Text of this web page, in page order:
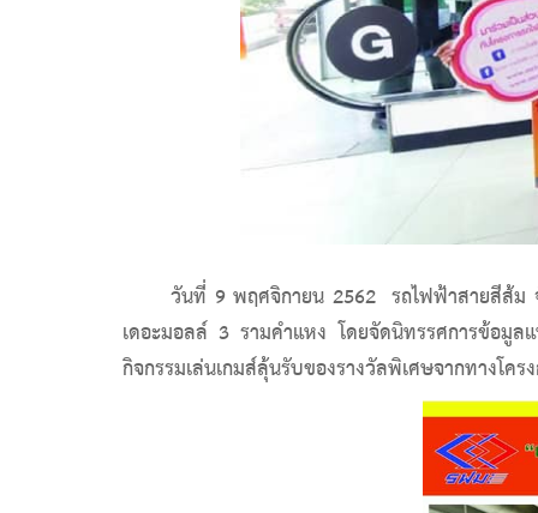
วันที่ 9 พฤศจิกายน 2562 รถไฟฟ้าสายสีส้ม
เดอะมอลล์ 3 รามคำแหง โดยจัดนิทรรศการข้อมูล
กิจกรรมเล่นเกมส์ลุ้นรับของรางวัลพิเศษจากทางโค